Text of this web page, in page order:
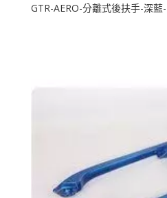
GTR-AERO-分離式後扶手-深藍